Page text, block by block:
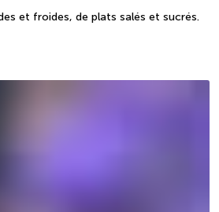
et froides, de plats salés et sucrés.